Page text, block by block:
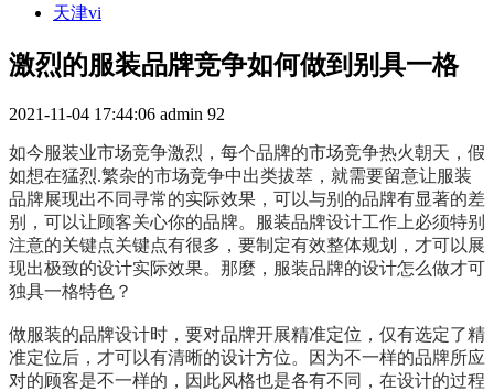
天津vi
激烈的服装品牌竞争如何做到别具一格
2021-11-04 17:44:06 admin 92
如今服装业市场竞争激烈，每个品牌的市场竞争热火朝天，假
如想在猛烈.繁杂的市场竞争中出类拔萃，就需要留意让服装
品牌展现出不同寻常的实际效果，可以与别的品牌有显著的差
别，可以让顾客关心你的品牌。服装品牌设计工作上必须特别
注意的关键点关键点有很多，要制定有效整体规划，才可以展
现出极致的设计实际效果。那麼，服装品牌的设计怎么做才可
独具一格特色？
做服装的品牌设计时，要对品牌开展精准定位，仅有选定了精
准定位后，才可以有清晰的设计方位。因为不一样的品牌所应
对的顾客是不一样的，因此风格也是各有不同，在设计的过程